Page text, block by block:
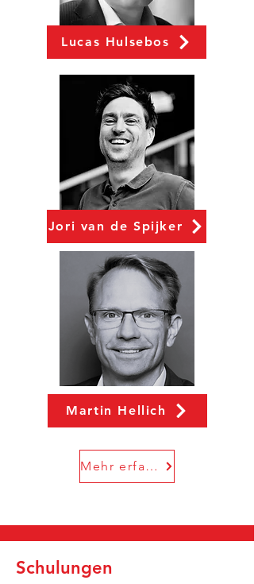
Lucas Hulsebos
Jori van de Spijker
Martin Hellich
Mehr erfahren
Schulungen